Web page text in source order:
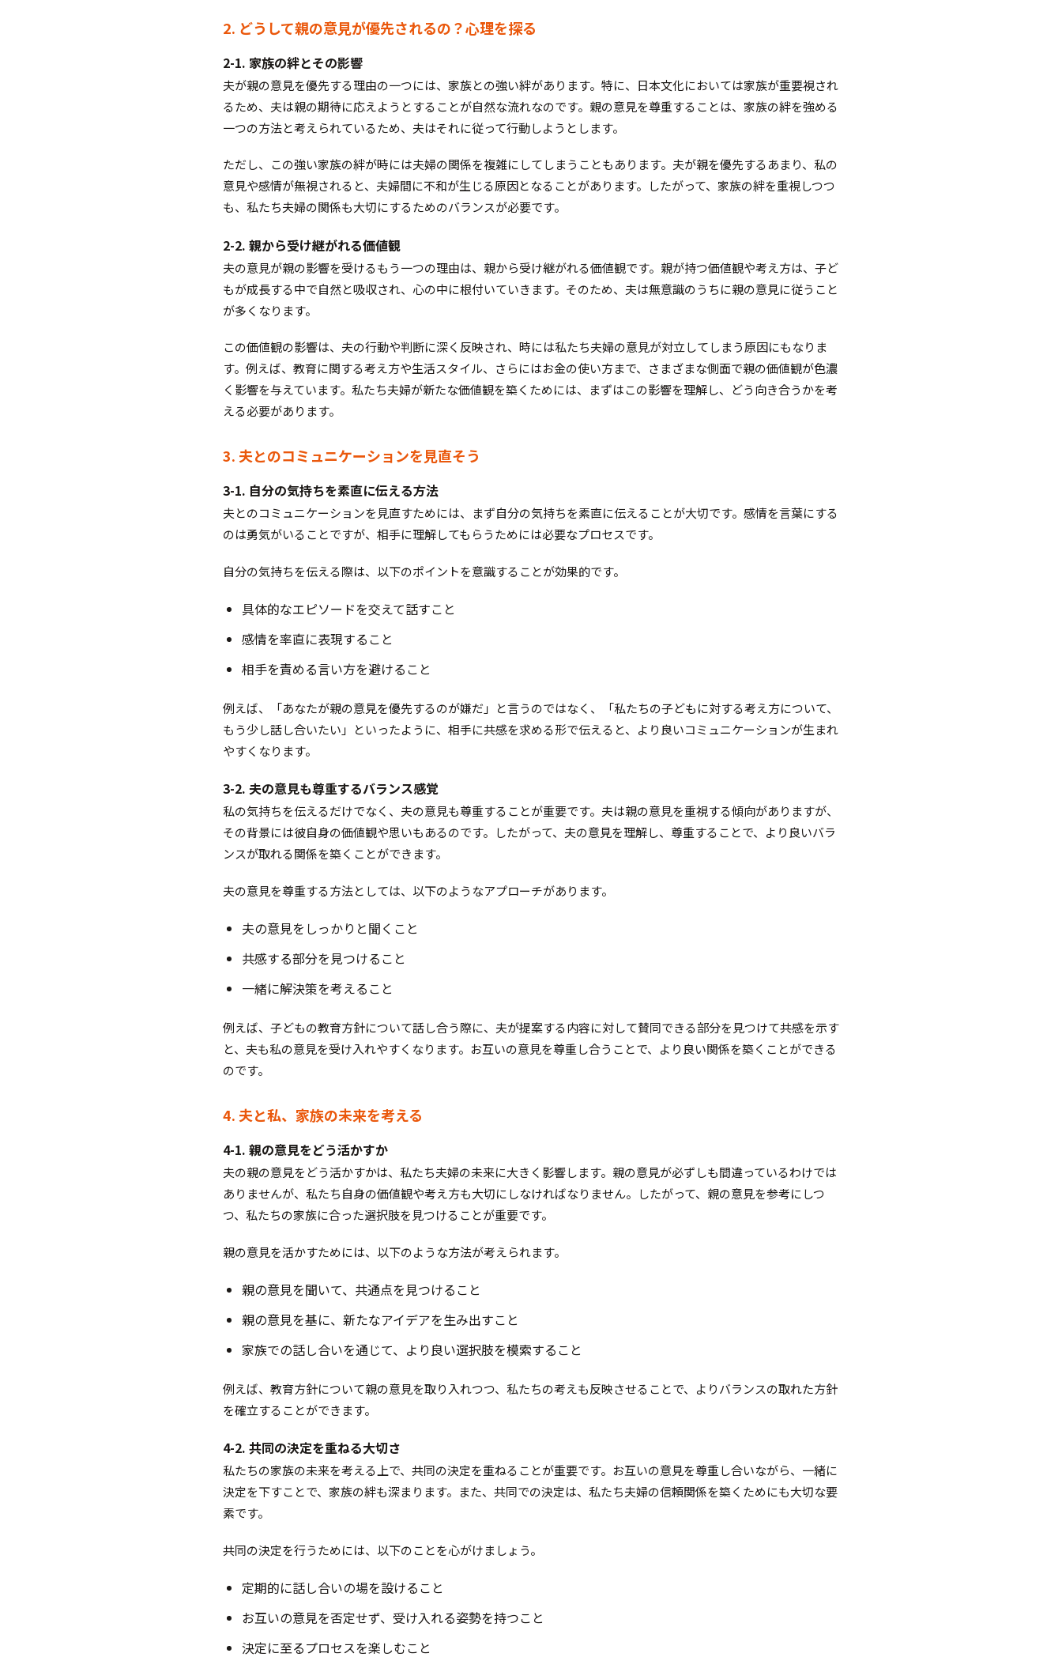
2. どうして親の意見が優先されるの？心理を探る
2-1. 家族の絆とその影響
夫が親の意見を優先する理由の一つには、家族との強い絆があります。特に、日本文化においては家族が重要視され
るため、夫は親の期待に応えようとすることが自然な流れなのです。親の意見を尊重することは、家族の絆を強める
一つの方法と考えられているため、夫はそれに従って行動しようとします。
ただし、この強い家族の絆が時には夫婦の関係を複雑にしてしまうこともあります。夫が親を優先するあまり、私の
意見や感情が無視されると、夫婦間に不和が生じる原因となることがあります。したがって、家族の絆を重視しつつ
も、私たち夫婦の関係も大切にするためのバランスが必要です。
2-2. 親から受け継がれる価値観
夫の意見が親の影響を受けるもう一つの理由は、親から受け継がれる価値観です。親が持つ価値観や考え方は、子ど
もが成長する中で自然と吸収され、心の中に根付いていきます。そのため、夫は無意識のうちに親の意見に従うこと
が多くなります。
この価値観の影響は、夫の行動や判断に深く反映され、時には私たち夫婦の意見が対立してしまう原因にもなりま
す。例えば、教育に関する考え方や生活スタイル、さらにはお金の使い方まで、さまざまな側面で親の価値観が色濃
く影響を与えています。私たち夫婦が新たな価値観を築くためには、まずはこの影響を理解し、どう向き合うかを考
える必要があります。
3. 夫とのコミュニケーションを見直そう
3-1. 自分の気持ちを素直に伝える方法
夫とのコミュニケーションを見直すためには、まず自分の気持ちを素直に伝えることが大切です。感情を言葉にする
のは勇気がいることですが、相手に理解してもらうためには必要なプロセスです。
自分の気持ちを伝える際は、以下のポイントを意識することが効果的です。
具体的なエピソードを交えて話すこと
感情を率直に表現すること
相手を責める言い方を避けること
例えば、「あなたが親の意見を優先するのが嫌だ」と言うのではなく、「私たちの子どもに対する考え方について、
もう少し話し合いたい」といったように、相手に共感を求める形で伝えると、より良いコミュニケーションが生まれ
やすくなります。
3-2. 夫の意見も尊重するバランス感覚
私の気持ちを伝えるだけでなく、夫の意見も尊重することが重要です。夫は親の意見を重視する傾向がありますが、
その背景には彼自身の価値観や思いもあるのです。したがって、夫の意見を理解し、尊重することで、より良いバラ
ンスが取れる関係を築くことができます。
夫の意見を尊重する方法としては、以下のようなアプローチがあります。
夫の意見をしっかりと聞くこと
共感する部分を見つけること
一緒に解決策を考えること
例えば、子どもの教育方針について話し合う際に、夫が提案する内容に対して賛同できる部分を見つけて共感を示す
と、夫も私の意見を受け入れやすくなります。お互いの意見を尊重し合うことで、より良い関係を築くことができる
のです。
4. 夫と私、家族の未来を考える
4-1. 親の意見をどう活かすか
夫の親の意見をどう活かすかは、私たち夫婦の未来に大きく影響します。親の意見が必ずしも間違っているわけでは
ありませんが、私たち自身の価値観や考え方も大切にしなければなりません。したがって、親の意見を参考にしつ
つ、私たちの家族に合った選択肢を見つけることが重要です。
親の意見を活かすためには、以下のような方法が考えられます。
親の意見を聞いて、共通点を見つけること
親の意見を基に、新たなアイデアを生み出すこと
家族での話し合いを通じて、より良い選択肢を模索すること
例えば、教育方針について親の意見を取り入れつつ、私たちの考えも反映させることで、よりバランスの取れた方針
を確立することができます。
4-2. 共同の決定を重ねる大切さ
私たちの家族の未来を考える上で、共同の決定を重ねることが重要です。お互いの意見を尊重し合いながら、一緒に
決定を下すことで、家族の絆も深まります。また、共同での決定は、私たち夫婦の信頼関係を築くためにも大切な要
素です。
共同の決定を行うためには、以下のことを心がけましょう。
定期的に話し合いの場を設けること
お互いの意見を否定せず、受け入れる姿勢を持つこと
決定に至るプロセスを楽しむこと